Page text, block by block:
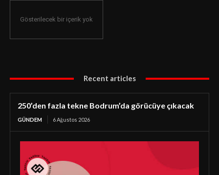
Gösterilecek bir içerik yok
Recent articles
250’den fazla tekne Bodrum’da görücüye çıkacak
GÜNDEM 6 Ağustos 2026